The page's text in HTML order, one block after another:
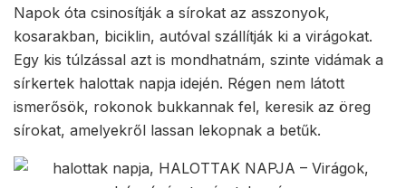
Napok óta csinosítják a sírokat az asszonyok,
kosarakban, biciklin, autóval szállítják ki a virágokat.
Egy kis túlzással azt is mondhatnám, szinte vidámak a
sírkertek halottak napja idején. Régen nem látott
ismerősök, rokonok bukkannak fel, keresik az öreg
sírokat, amelyekről lassan lekopnak a betűk.